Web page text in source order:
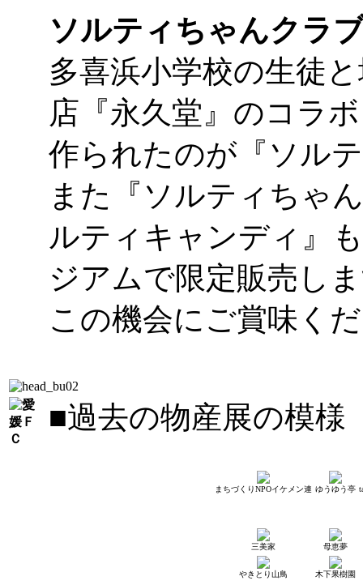
ソルティちゃんクラ
多喜浜小学校の生徒
店『永久堂』のコラ
作られたのが『ソル
また『ソルティちゃ
ルティキャンディ』
ジアムで限定販売し
この機会にご賞味く
■過去の物産展の模様
まちづくりNPOイケメン連 ゆうゆう亭
三美家 母恵夢
やきとり山鳥 木下果樹園